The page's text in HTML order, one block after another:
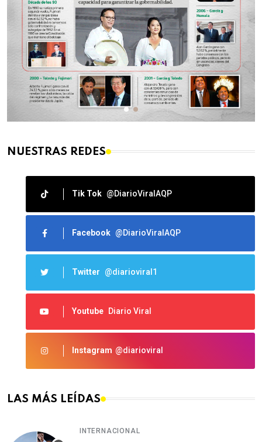
NUESTRAS REDES
Tik Tok @DiarioViralAQP
Facebook @DiarioViralAQP
Twitter @diarioviral1
Youtube Diario Viral
Instagram @diarioviral
LAS MÁS LEÍDAS
INTERNACIONAL